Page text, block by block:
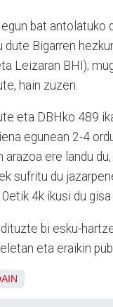
bat antolatuko
dute Bigarren
Leizaran BHI);
hain zuzen.
eta DBHko 489
egunean 2-4
arazoa ere landu
sufritu du
4k ikusi du
bi esku-
eta eraikin